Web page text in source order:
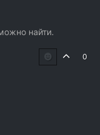
найти.
0